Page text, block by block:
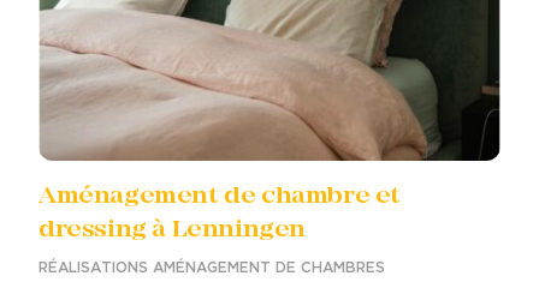
Aménagement de chambre et
dressing à Lenningen
RÉALISATIONS AMÉNAGEMENT DE CHAMBRES